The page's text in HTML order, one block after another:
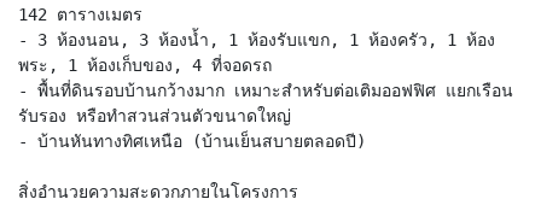
142 ตารางเมตร
- 3 ห้องนอน, 3 ห้องน้ำ, 1 ห้องรับแขก, 1 ห้องครัว, 1 ห้อง
พระ, 1 ห้องเก็บของ, 4 ที่จอดรถ
- พื้นที่ดินรอบบ้านกว้างมาก เหมาะสำหรับต่อเติมออฟฟิศ แยกเรือน
รับรอง หรือทำสวนส่วนตัวขนาดใหญ่
- บ้านหันทางทิศเหนือ (บ้านเย็นสบายตลอดปี)
สิ่งอำนวยความสะดวกภายในโครงการ